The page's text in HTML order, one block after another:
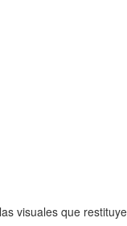
visuales que